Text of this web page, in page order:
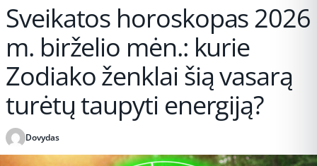
Sveikatos horoskopas 2026
m. birželio mėn.: kurie
Zodiako ženklai šią vasarą
turėtų taupyti energiją?
Dovydas